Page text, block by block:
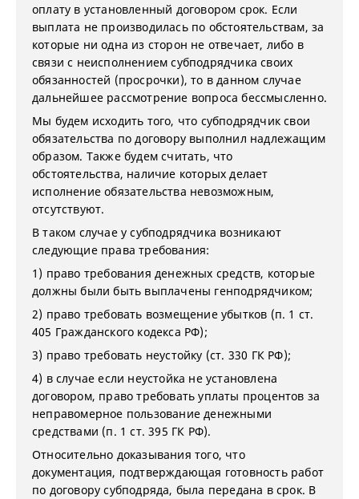
оплату в установленный договором срок. Если
выплата не производилась по обстоятельствам, за
которые ни одна из сторон не отвечает, либо в
связи с неисполнением субподрядчика своих
обязанностей (просрочки), то в данном случае
дальнейшее рассмотрение вопроса бессмысленно.
Мы будем исходить того, что субподрядчик свои
обязательства по договору выполнил надлежащим
образом. Также будем считать, что
обстоятельства, наличие которых делает
исполнение обязательства невозможным,
отсутствуют.
В таком случае у субподрядчика возникают
следующие права требования:
1) право требования денежных средств, которые
должны были быть выплачены генподрядчиком;
2) право требовать возмещение убытков (п. 1 ст.
405 Гражданского кодекса РФ);
3) право требовать неустойку (ст. 330 ГК РФ);
4) в случае если неустойка не установлена
договором, право требовать уплаты процентов за
неправомерное пользование денежными
средствами (п. 1 ст. 395 ГК РФ).
Относительно доказывания того, что
документация, подтверждающая готовность работ
по договору субподряда, была передана в срок. В